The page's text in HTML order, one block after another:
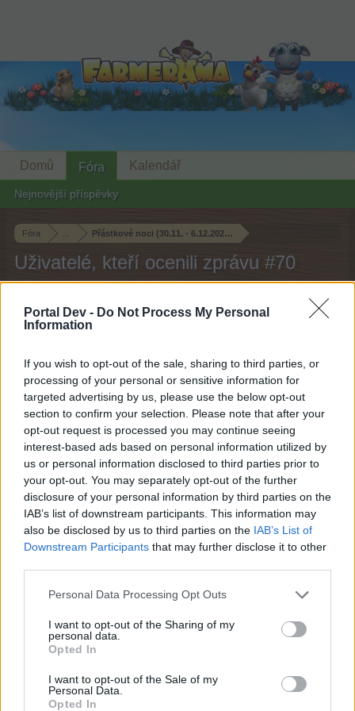
Portal Dev - Do Not Process My Personal
Information
If you wish to opt-out of the sale, sharing to third parties, or
processing of your personal or sensitive information for
targeted advertising by us, please use the below opt-out
section to confirm your selection. Please note that after your
opt-out request is processed you may continue seeing
interest-based ads based on personal information utilized by
us or personal information disclosed to third parties prior to
your opt-out. You may separately opt-out of the further
disclosure of your personal information by third parties on the
IAB’s list of downstream participants. This information may
also be disclosed by us to third parties on the IAB’s List of
Downstream Participants that may further disclose it to other
Personal Data Processing Opt Outs
I want to opt-out of the Sharing of my
personal data.
Opted In
I want to opt-out of the Sale of my
Personal Data.
Opted In
Fóra Přástkové noci (30.11. - 6.12.2023) / Diskuze
Uživatelé, kteří ocenili zprávu #70
fórum musíš se nejdříve přihlásit do hry. Pokud
nemáš žádný herní účet, prosím, zaregistruj se.
Těšíme se na Tvou návštěvu na našem fóru!„do
hry“
Vlákno: Přástkové noci (30.11. - 6.12.2023) / Diskuze
1/12/23
smoulinek123
Velvyslanec fóra
Zprávy: 1,464 Obdržená ocenění: 6,436 Trofejní body: 1,550
1/12/23
VeraDekeresova
Pisálek fóra, Žena
1/12/23
kaolín11
Zprávy: 8,895 Obdržená ocenění: 65,842 Trofejní body: 6,000
kutilka70
Zprávy: 2,560 Obdržená ocenění: 22,474 Trofejní body: 3,300
Domů Fóra
Nejnovější příspěvky
Kalendář